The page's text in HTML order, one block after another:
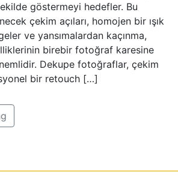
göstermeyi hedefler. Bu
çekim açıları, homojen bir ışık
ve yansımalardan kaçınma,
birebir fotoğraf karesine
Dekupe fotoğraflar, çekim
bir retouch […]